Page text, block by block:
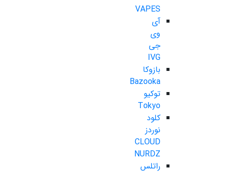
VAPES
آی
وی
جی
IVG
بازوکا
Bazooka
توکیو
Tokyo
کلود
نوردز
CLOUD
NURDZ
راتلس